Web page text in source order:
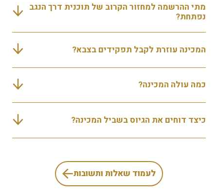
מתי ההרשמה למחזור הקרוב של תוכנית דרך הנגב
נפתחת?
המכינה עוזרת לקבל תפקידים בצבא?
כמה עולה המכינה?
כיצד דוחים את הגיוס בשביל המכינה?
לעמוד שאלות ותשובות